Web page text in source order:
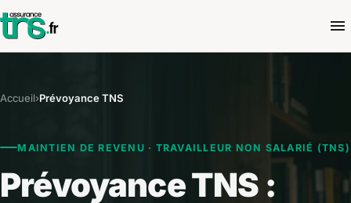
Accueil›Prévoyance TNS
MAINTIEN DE REVENU · TRAVAILLEUR NON SALARIÉ (TNS)
Prévoyance TNS :